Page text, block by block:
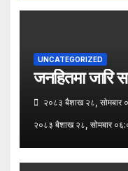
UNCATEGORIZED
जनहितमा जारि
२०८३ बैशाख २८, सोमबार
२०८३ बैशाख २८, सोमबार